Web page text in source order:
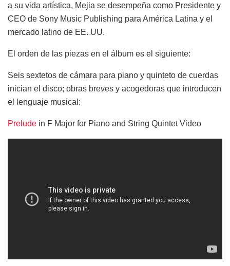
a su vida artística, Mejia se desempeña como Presidente y
CEO de Sony Music Publishing para América Latina y el
mercado latino de EE. UU.
El orden de las piezas en el álbum es el siguiente:
Seis sextetos de cámara para piano y quinteto de cuerdas
inician el disco; obras breves y acogedoras que introducen
el lenguaje musical:
Prelude in F Major for Piano and String Quintet Video